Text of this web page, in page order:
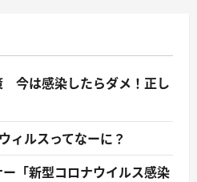
今は感染したらダメ！正し
ィルスってなーに？
ー「新型コロナウイルス感染